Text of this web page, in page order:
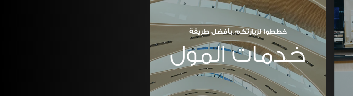
خططوا لزيارتكم بأفضل طريقة
خدمات المول